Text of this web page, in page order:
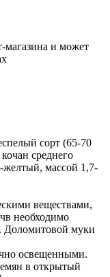
магазина и может
сорт (65-70
среднего
желтый, массой 1,7-
веществами,
необходимо
Доломитовой муки
освещенными.
в открытый